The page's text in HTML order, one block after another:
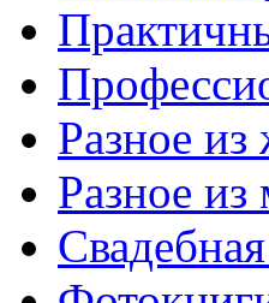
Разное из
Разное